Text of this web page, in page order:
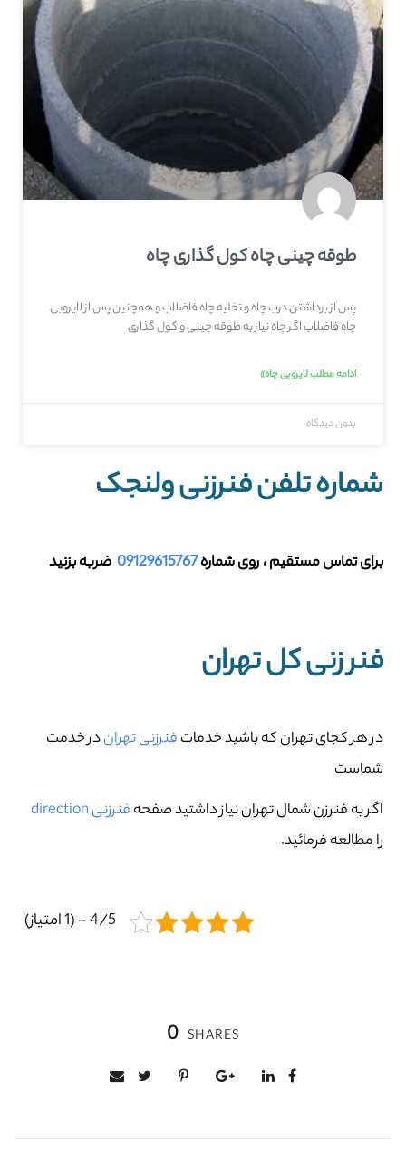
طوقه چینی چاه کول گذاری چاه
پس از برداشتن درب چاه و تخلیه چاه فاضلاب و همچنین پس از لایروبی
چاه فاضلاب اگر چاه نیاز به طوقه چینی و کول گذاری
ادامه مطلب لایروبی چاه»
بدون دیدگاه
شماره تلفن فنرزنی ولنجک
برای تماس مستقیم ، روی شماره09129615767 ضربه بزنید
فنر زنی کل تهران
در هر کجای تهران که باشید خدماتفنرزنی تهراندر خدمت
شماست
اگر به فنرزن شمال تهران نیاز داشتید صفحهفنرزنی direction
را مطالعه فرمائید.
4/5 - (1 امتیاز)
0 SHARES